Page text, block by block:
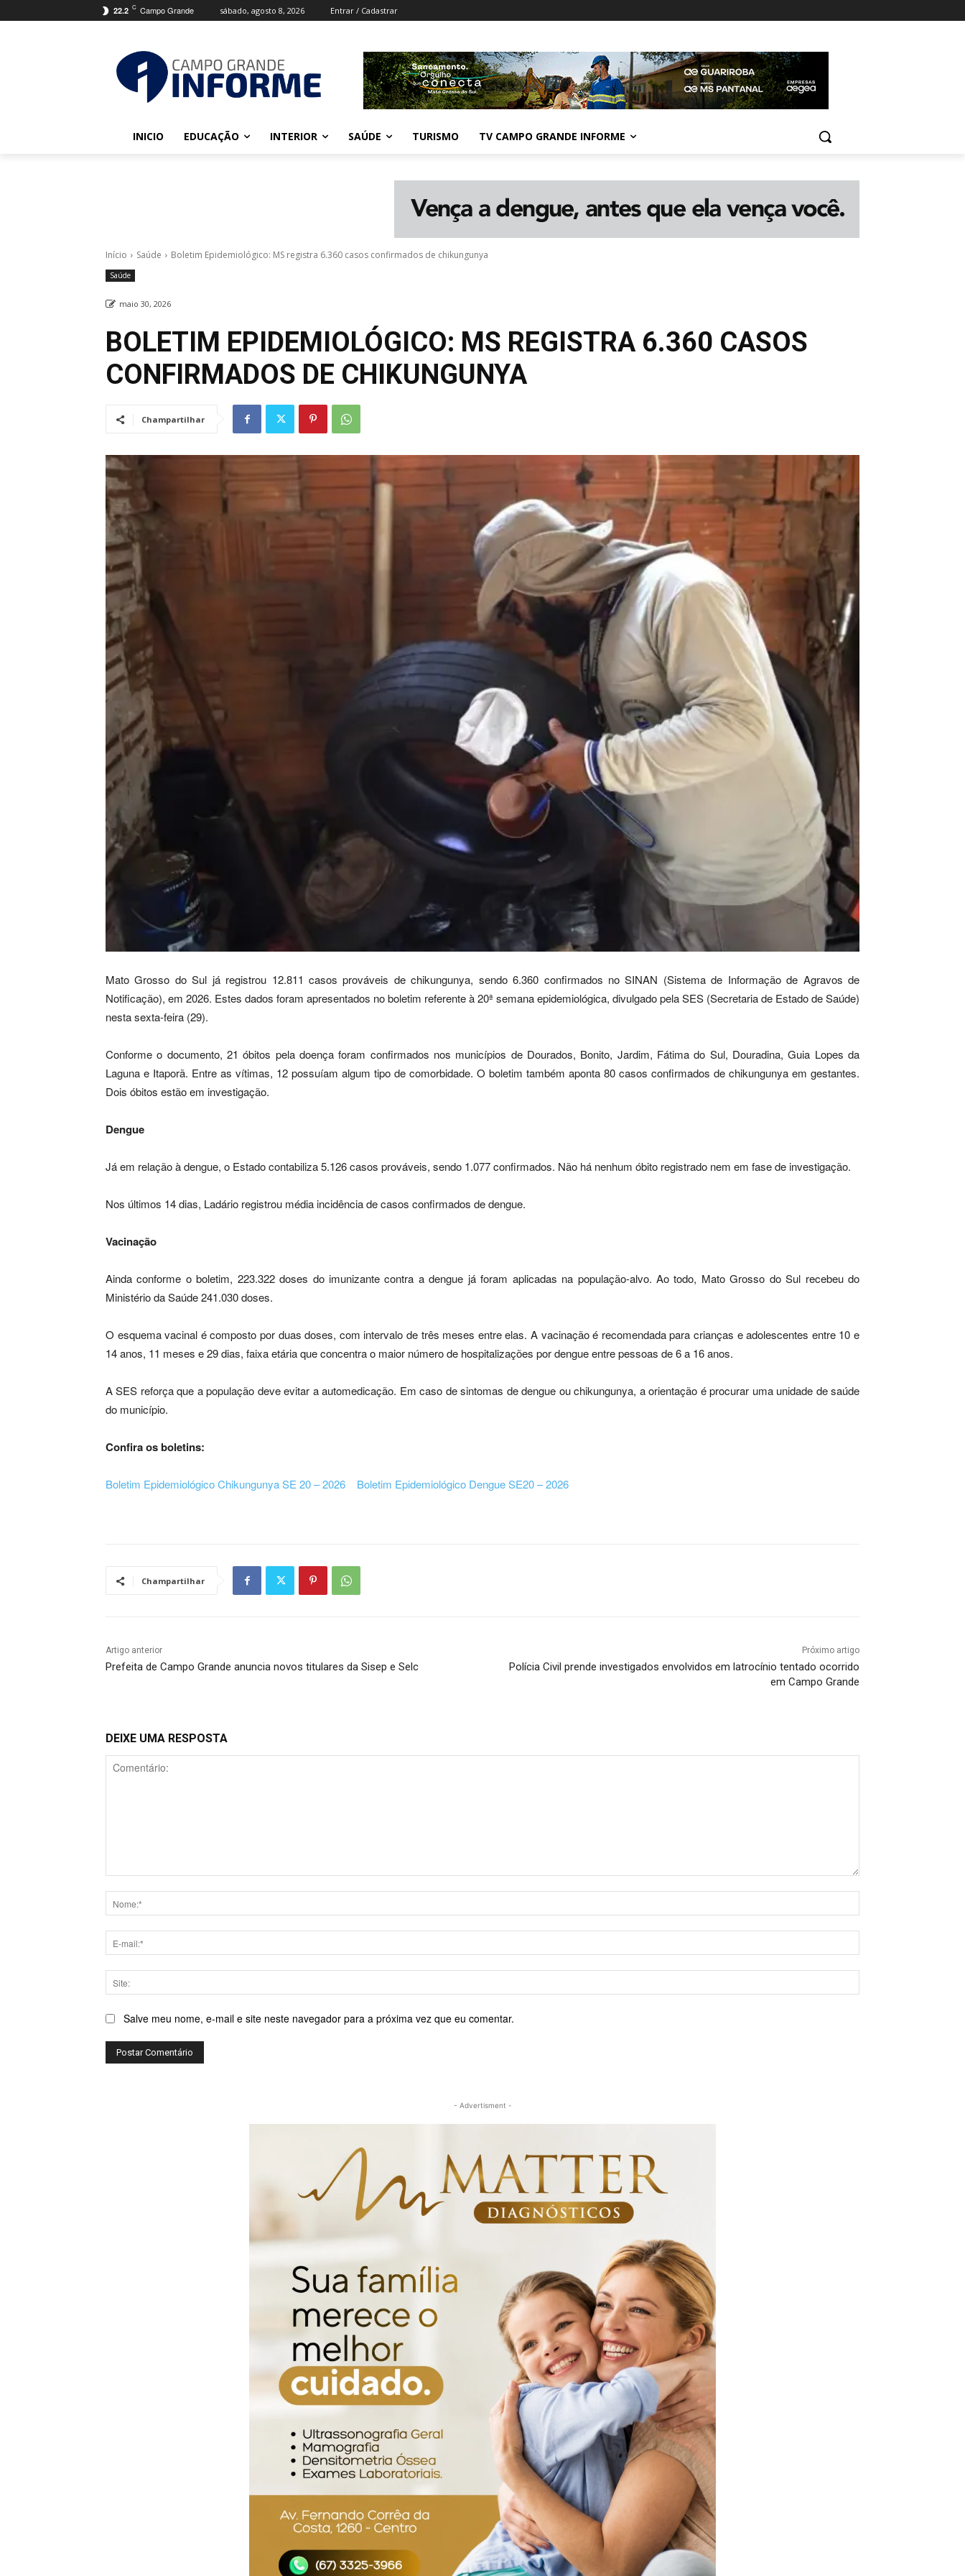
22.2 C Campo Grande sábado, agosto 8, 2026 Entrar / Cadastrar
INICIO EDUCAÇÃO INTERIOR SAÚDE TURISMO TV CAMPO GRANDE INFORME
Início Saúde Boletim Epidemiológico: MS registra 6.360 casos confirmados de chikungunya
Saúde
maio 30, 2026
BOLETIM EPIDEMIOLÓGICO: MS REGISTRA 6.360 CASOS
CONFIRMADOS DE CHIKUNGUNYA
Champartilhar
Mato Grosso do Sul já registrou 12.811 casos prováveis de chikungunya, sendo 6.360 confirmados no SINAN (Sistema de Informação de Agravos de
Notificação), em 2026. Estes dados foram apresentados no boletim referente à 20ª semana epidemiológica, divulgado pela SES (Secretaria de Estado de Saúde)
nesta sexta-feira (29).
Conforme o documento, 21 óbitos pela doença foram confirmados nos municípios de Dourados, Bonito, Jardim, Fátima do Sul, Douradina, Guia Lopes da
Laguna e Itaporã. Entre as vítimas, 12 possuíam algum tipo de comorbidade. O boletim também aponta 80 casos confirmados de chikungunya em gestantes.
Dois óbitos estão em investigação.
Dengue
Já em relação à dengue, o Estado contabiliza 5.126 casos prováveis, sendo 1.077 confirmados. Não há nenhum óbito registrado nem em fase de investigação.
Nos últimos 14 dias, Ladário registrou média incidência de casos confirmados de dengue.
Vacinação
Ainda conforme o boletim, 223.322 doses do imunizante contra a dengue já foram aplicadas na população-alvo. Ao todo, Mato Grosso do Sul recebeu do
Ministério da Saúde 241.030 doses.
O esquema vacinal é composto por duas doses, com intervalo de três meses entre elas. A vacinação é recomendada para crianças e adolescentes entre 10 e
14 anos, 11 meses e 29 dias, faixa etária que concentra o maior número de hospitalizações por dengue entre pessoas de 6 a 16 anos.
A SES reforça que a população deve evitar a automedicação. Em caso de sintomas de dengue ou chikungunya, a orientação é procurar uma unidade de saúde
do município.
Confira os boletins:
Boletim Epidemiológico Chikungunya SE 20 – 2026 Boletim Epidemiológico Dengue SE20 – 2026
Champartilhar
Artigo anterior
Prefeita de Campo Grande anuncia novos titulares da Sisep e Selc
Próximo artigo
Polícia Civil prende investigados envolvidos em latrocínio tentado ocorrido
em Campo Grande
DEIXE UMA RESPOSTA
mail:*
Salve meu nome, e-mail e site neste navegador para a próxima vez que eu comentar.
- Advertisment -